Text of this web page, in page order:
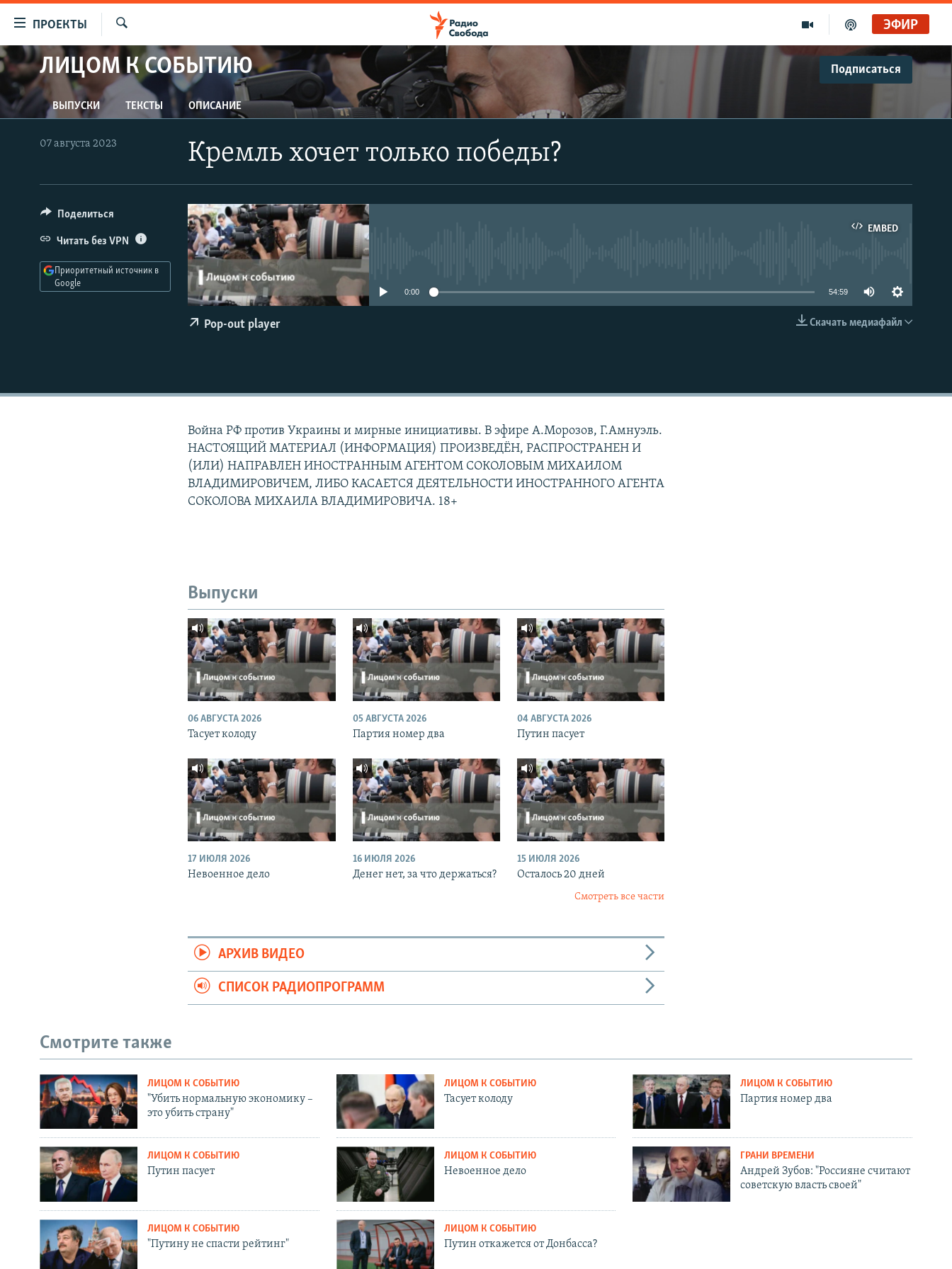
упрощенного
доступа
Вернуться
к
основному
главной
Вернутся
ПРОЕКТЫ
ПРОГРАММЫ
ПОДКАСТЫ
АВТОРСКИЕ ПРОЕКТЫ
ЦИТАТЫ СВОБОДЫ
IDEL.РЕАЛИИ
КАВКАЗ.РЕАЛИИ
СЕВЕР.РЕАЛИИ
СИБИРЬ.РЕАЛИИ
Искать
ЭФИР
ЛИЦОМ К СОБЫТИЮ Подписаться
ВЫПУСКИ ТЕКСТЫ ОПИСАНИЕ
Кремль хочет только победы?
07 августа 2023
EMBED
EMBED
0:00 54:59
Скачать медиафайл
Pop-out player
Поделиться
Читать без VPN
Приоритетный источник в
Google
Война РФ против Украины и мирные инициативы. В эфире А.Морозов, Г.Амнуэль.
НАСТОЯЩИЙ МАТЕРИАЛ (ИНФОРМАЦИЯ) ПРОИЗВЕДЁН, РАСПРОСТРАНЕН И
(ИЛИ) НАПРАВЛЕН ИНОСТРАННЫМ АГЕНТОМ СОКОЛОВЫМ МИХАИЛОМ
ВЛАДИМИРОВИЧЕМ, ЛИБО КАСАЕТСЯ ДЕЯТЕЛЬНОСТИ ИНОСТРАННОГО АГЕНТА
СОКОЛОВА МИХАИЛА ВЛАДИМИРОВИЧА. 18+
Выпуски
06 АВГУСТА 2026
Тасует колоду
05 АВГУСТА 2026
Партия номер два
04 АВГУСТА 2026
Путин пасует
17 ИЮЛЯ 2026
Невоенное дело
16 ИЮЛЯ 2026
Денег нет, за что держаться?
15 ИЮЛЯ 2026
Осталось 20 дней
Смотреть все части
АРХИВ ВИДЕО
СПИСОК РАДИОПРОГРАММ
Смотрите также
ЛИЦОМ К СОБЫТИЮ
"Убить нормальную экономику –
это убить страну"
ЛИЦОМ К СОБЫТИЮ
Тасует колоду
ЛИЦОМ К СОБЫТИЮ
Партия номер два
ЛИЦОМ К СОБЫТИЮ
Путин пасует
ЛИЦОМ К СОБЫТИЮ
Невоенное дело
ГРАНИ ВРЕМЕНИ
Андрей Зубов: "Россияне считают
советскую власть своей"
ЛИЦОМ К СОБЫТИЮ
"Путину не спасти рейтинг"
ЛИЦОМ К СОБЫТИЮ
Путин откажется от Донбасса?